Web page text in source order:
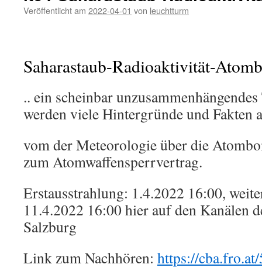
Veröffentlicht am 2022-04-01 von leuchtturm
Saharastaub-Radioaktivität-
.. ein scheinbar
werden viele Hintergründe und Fakten
vom der Meteorologie über die
zum Atomwaffensperrvertrag.
Erstausstrahlung: 1.4.2022 16:00,
11.4.2022 16:00 hier auf den Kanälen
Salzburg
Link zum Nachhören: https://